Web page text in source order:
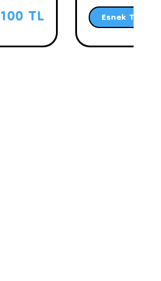
100 TL Esnek Takvim